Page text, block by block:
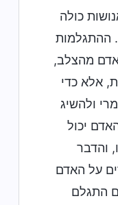
כולה
ההתגלמות
מהצלב,
אלא כדי
ולהשיג
יכול
והדבר
על האדם
התגלם